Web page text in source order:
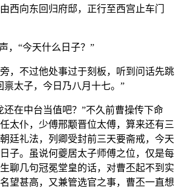
向东回归府邸，正行至西宫止车门
，“今天什么日子？”
，不过他处事过于刻板，听到问话先跳
禀太子，今日乃八月十七。”
还在中台当值吧？”不久前曹操传下命
太仆，少傅邢颙晋位太傅，算来还有三
廷礼法，列卿受封前三天要斋戒，今天
子。虽说何夔居太子师傅之位，仅是每
聊几句冠冕堂皇的话，对曹丕起不到实
望甚高，又兼管选官之事，曹丕一直想